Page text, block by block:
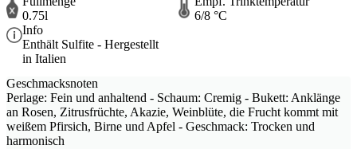
0.75l
6/8 °C
Info
Enthält Sulfite - Hergestellt
in Italien
Geschmacksnoten
Perlage: Fein und anhaltend - Schaum: Cremig - Bukett: Anklänge
an Rosen, Zitrusfrüchte, Akazie, Weinblüte, die Frucht kommt mit
weißem Pfirsich, Birne und Apfel - Geschmack: Trocken und
harmonisch